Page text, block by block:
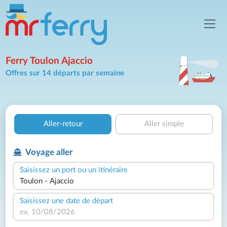
Ferry Toulon Ajaccio
Offres sur 14 départs par semaine
Aller-retour Aller simple
Voyage aller
Saisissez un port ou un itinéraire
Saisissez une date de départ